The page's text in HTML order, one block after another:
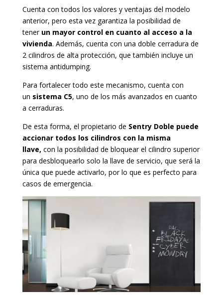
Cuenta con todos los valores y ventajas del modelo
anterior, pero esta vez garantiza la posibilidad de
tener un mayor control en cuanto al acceso a la
vivienda. Además, cuenta con una doble cerradura de
2 cilindros de alta protección, que también incluye un
sistema antidumping.
Para fortalecer todo este mecanismo, cuenta con
un sistema C5, uno de los más avanzados en cuanto
a cerraduras.
De esta forma, el propietario de Sentry Doble puede
accionar todos los cilindros con la misma
llave, con la posibilidad de bloquear el cilindro superior
para desbloquearlo solo la llave de servicio, que será la
única que puede activarlo, por lo que es perfecto para
casos de emergencia.